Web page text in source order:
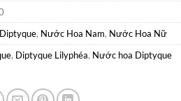
Diptyque, Nước Hoa Nam, Nước Hoa Nữ
, Diptyque Lilyphéa, Nước hoa Diptyque